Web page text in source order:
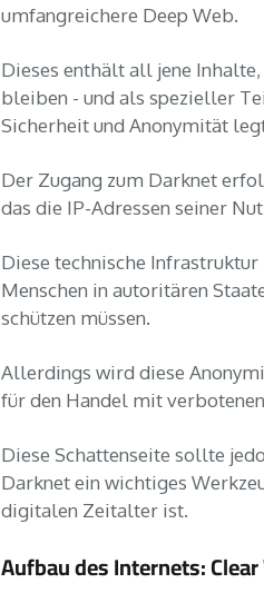
umfangreichere Deep Web.
Dieses enthält all jene
bleiben - und als spezieller
Sicherheit und Anonymität
Der Zugang zum Darknet
das die IP-Adressen seiner
Diese technische
Menschen in autoritären
schützen müssen.
Allerdings wird diese
für den Handel mit
Diese Schattenseite sollte
Darknet ein wichtiges
digitalen Zeitalter ist.
Aufbau des Internets: